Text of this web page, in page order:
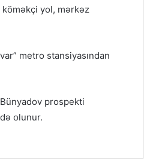
yol, mərkəz
metro stansiyasından
prospekti
olunur.